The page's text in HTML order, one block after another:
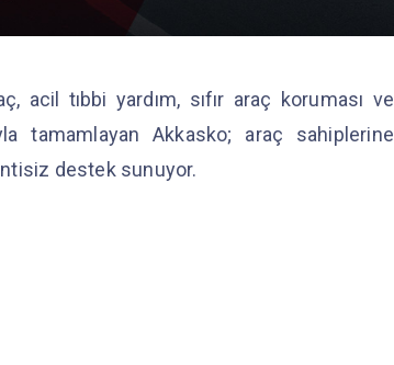
acil tıbbi yardım, sıfır araç koruması ve
tamamlayan Akkasko; araç sahiplerine
destek sunuyor.